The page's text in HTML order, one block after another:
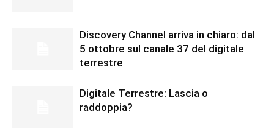
Discovery Channel arriva in chiaro: dal
5 ottobre sul canale 37 del digitale
terrestre
Digitale Terrestre: Lascia o
raddoppia?